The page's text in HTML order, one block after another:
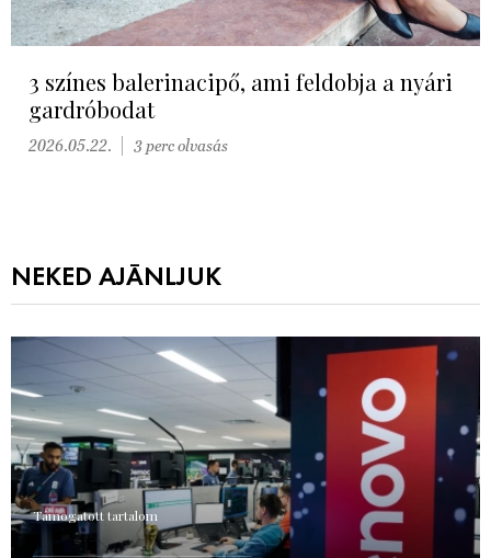
3 színes balerinacipő, ami feldobja a nyári
gardróbodat
2026.05.22. 3 perc olvasás
NEKED AJÁNLJUK
Támogatott tartalom